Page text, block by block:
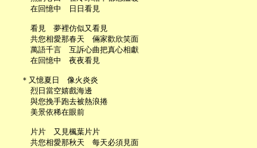
     在回憶中　日日看見
     看見　夢裡仿似又看見
     共您相愛那春天　倆家歡欣笑面
     萬語千言　互訴心曲把真心相獻
     在回憶中　夜夜看見
   ＊又憶夏日　像火炎炎
     烈日當空嬉戲海邊
     與您挽手跑去被熱浪捲
     美景依稀在眼前
     片片　又見楓葉片片
     共您相愛那秋天　每天必須見面